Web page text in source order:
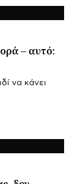
– αυτό:
να κάνει